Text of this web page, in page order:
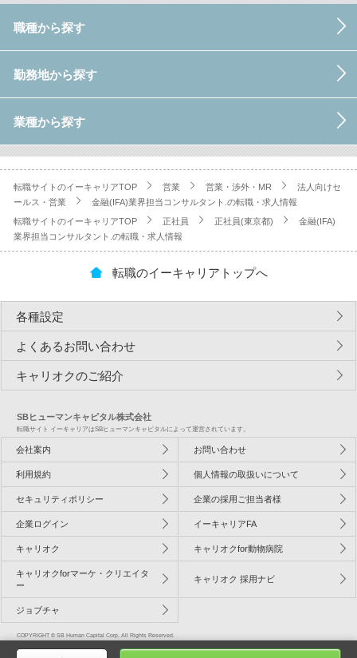
職種から探す
勤務地から探す
業種から探す
転職サイトのイーキャリアTOP 営業 営業・渉外・MR
法人向けセ
ールス・営業
金融(IFA)業界担当コンサルタント.の転職・求人情報
転職サイトのイーキャリアTOP 正社員 正社員(東京都)
金融(IFA)
業界担当コンサルタント.の転職・求人情報
転職のイーキャリアトップへ
各種設定
よくあるお問い合わせ
キャリオクのご紹介
SBヒューマンキャピタル株式会社
転職サイト イーキャリアはSBヒューマンキャピタルによって運営されています。
会社案内 お問い合わせ
利用規約 個人情報の取扱いについて
セキュリティポリシー 企業の採用ご担当者様
企業ログイン イーキャリアFA
キャリオク キャリオクfor動物病院
キャリオクforマーケ・クリエイタ
ー
キャリオク 採用ナビ
ジョブチャ
COPYRIGHT © SB Human Capital Corp. All Rights Reserved.